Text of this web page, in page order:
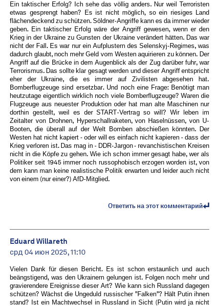
Ein taktischer Erfolg? Ich sehe das völlig anders. Nur weil Terroristen
etwas gesprengt haben? Es ist nicht möglich, so ein riesiges Land
flächendeckend zu schützen. Söldner-Angriffe kann es da immer wieder
geben. Ein taktischer Erfolg wäre der Angriff gewesen, wenn er den
Krieg in der Ukraine zu Gunsten der Ukraine verändert hätten. Das war
nicht der Fall. Es war nur ein Aufplustern des Selenskyj-Regimes, was
dadurch glaubt, noch mehr Geld vom Westen aquirieren zu können. Der
Angriff auf die Brücke in dem Augenblick als der Zug darüber fuhr, war
Terrorismus. Das sollte klar gesagt werden und dieser Angriff entspricht
eher der Ukraine, die es immer auf Zivilisten abgesehen hat.
Bomberflugzeuge sind ersetzbar. Und noch eine Frage: Benötigt man
heutzutage eigentlich wirklich noch viele Bomberflugzeuge? Waren die
Flugzeuge aus neuester Produktion oder hat man alte Maschinen nur
dorthin gestellt, weil es der START-Vertrag so will? Wir leben im
Zeitalter von Drohnen, Hyperschallraketen, von Haselnüssen, von U-
Booten, die überall auf der Welt Bomben abschießen könnten. Der
Westen hat nicht kapiert - oder will es einfach nicht kapieren - dass der
Krieg verloren ist. Das mag in - DDR-Jargon - revanchistischen Kreisen
nicht in die Köpfe zu gehen. Wie ich schon immer gesagt habe, wer als
Politiker seit 1945 immer noch russophobisch erzogen worden ist, von
dem kann man keine realistische Politik erwarten und leider auch nicht
von einem (nur einer?) AfD-Mitglied.
Ответить на этот комментарий
Eduard Willareth
срд 04 июн 2025, 11:10
Vielen Dank für diesen Bericht. Es ist schon erstaunlich und auch
beängstigend, was den Ukrainern gelungen ist. Folgen noch mehr und
gravierendere Ereignisse dieser Art? Wie kann sich Russland dagegen
schützen? Wächst die Ungeduld russischer "Falken"? Hält Putin ihnen
stand? Ist ein Machtwechsel in Russland in Sicht (Putin wird ja nicht